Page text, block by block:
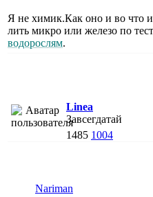
Я не химик.Как оно и во что
лить микро или железо по
водорослям.
Linea
Завсегдатай
1485 1004
Nariman